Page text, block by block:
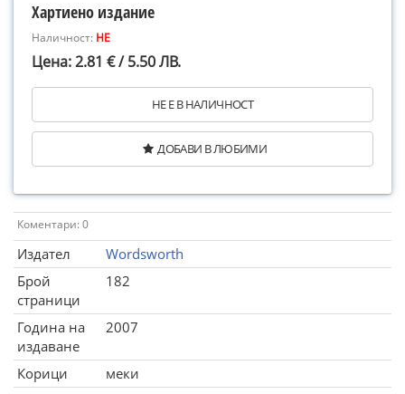
Хартиено издание
Наличност: НЕ
Цена: 2.81 € / 5.50 ЛВ.
НЕ Е В НАЛИЧНОСТ
ДОБАВИ В ЛЮБИМИ
Коментари: 0
Издател
Wordsworth
Брой
страници
182
Година на
издаване
2007
Корици
меки